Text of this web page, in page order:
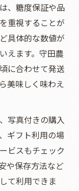
、糖度保証や品
重視することが
具体的な数値が
えます。守田農
に合わせて発送
美味しく味わえ
写真付きの購入
ギフト利用の場
ビスもチェック
や保存方法など
て利用できま